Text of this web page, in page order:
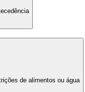
de alimentos ou água